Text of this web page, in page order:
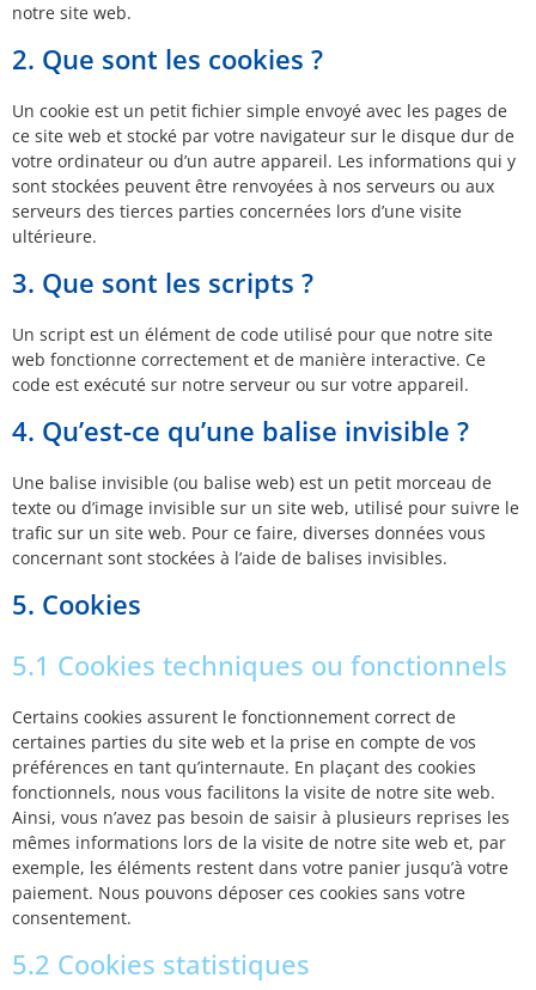
notre site web.
2. Que sont les cookies ?
Un cookie est un petit fichier simple envoyé avec les pages de
ce site web et stocké par votre navigateur sur le disque dur de
votre ordinateur ou d’un autre appareil. Les informations qui y
sont stockées peuvent être renvoyées à nos serveurs ou aux
serveurs des tierces parties concernées lors d’une visite
ultérieure.
3. Que sont les scripts ?
Un script est un élément de code utilisé pour que notre site
web fonctionne correctement et de manière interactive. Ce
code est exécuté sur notre serveur ou sur votre appareil.
4. Qu’est-ce qu’une balise invisible ?
Une balise invisible (ou balise web) est un petit morceau de
texte ou d’image invisible sur un site web, utilisé pour suivre le
trafic sur un site web. Pour ce faire, diverses données vous
concernant sont stockées à l’aide de balises invisibles.
5. Cookies
5.1 Cookies techniques ou fonctionnels
Certains cookies assurent le fonctionnement correct de
certaines parties du site web et la prise en compte de vos
préférences en tant qu’internaute. En plaçant des cookies
fonctionnels, nous vous facilitons la visite de notre site web.
Ainsi, vous n’avez pas besoin de saisir à plusieurs reprises les
mêmes informations lors de la visite de notre site web et, par
exemple, les éléments restent dans votre panier jusqu’à votre
paiement. Nous pouvons déposer ces cookies sans votre
consentement.
5.2 Cookies statistiques